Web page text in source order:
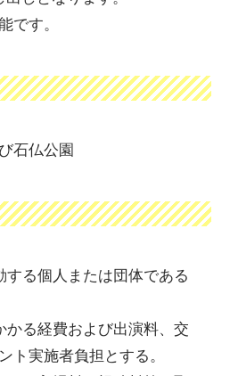
です。
石仏公園
する個人または団体である
かる経費および出演料、交
ト実施者負担とする。